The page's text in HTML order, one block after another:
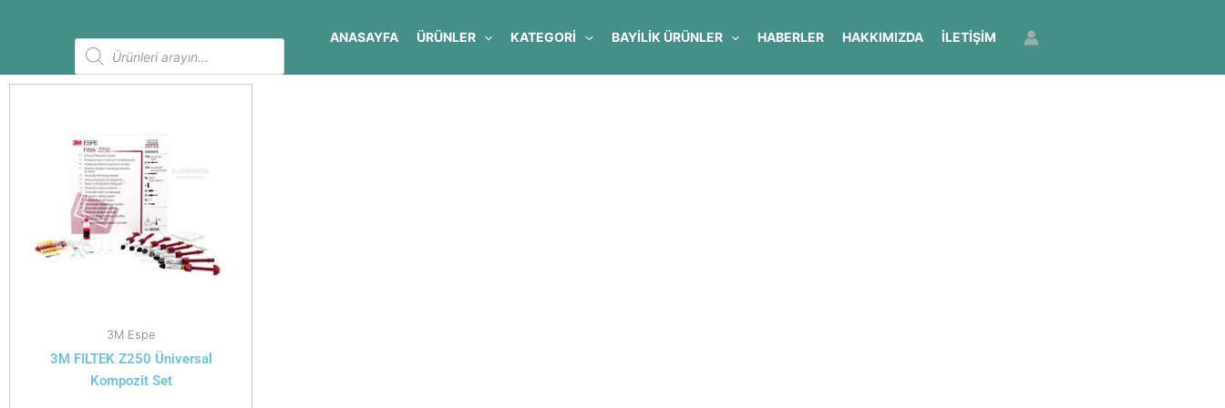
Products
search
ANASAYFA ÜRÜNLER KATEGORİ BAYILIK ÜRÜNLER HABERLER HAKKIMIZDA İLETIŞIM
3M Espe
3M FILTEK Z250 Üniversal
Kompozit Set